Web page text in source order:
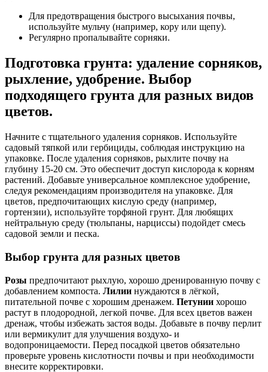
Для предотвращения быстрого высыхания почвы,
используйте мульчу (например, кору или щепу).
Регулярно пропалывайте сорняки.
Подготовка грунта: удаление сорняков,
рыхление, удобрение. Выбор
подходящего грунта для разных видов
цветов.
Начните с тщательного удаления сорняков. Используйте
садовый тяпкой или гербициды, соблюдая инструкцию на
упаковке. После удаления сорняков, рыхлите почву на
глубину 15-20 см. Это обеспечит доступ кислорода к корням
растений. Добавьте универсальное комплексное удобрение,
следуя рекомендациям производителя на упаковке. Для
цветов, предпочитающих кислую среду (например,
гортензии), используйте торфяной грунт. Для любящих
нейтральную среду (тюльпаны, нарциссы) подойдет смесь
садовой земли и песка.
Выбор грунта для разных цветов
Розы предпочитают рыхлую, хорошо дренированную почву с
добавлением компоста. Лилии нуждаются в лёгкой,
питательной почве с хорошим дренажем. Петунии хорошо
растут в плодородной, легкой почве. Для всех цветов важен
дренаж, чтобы избежать застоя воды. Добавьте в почву перлит
или вермикулит для улучшения воздухо- и
водопроницаемости. Перед посадкой цветов обязательно
проверьте уровень кислотности почвы и при необходимости
внесите корректировки.